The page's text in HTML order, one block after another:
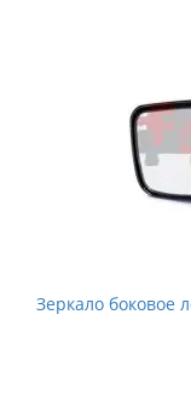
Зеркало боковое